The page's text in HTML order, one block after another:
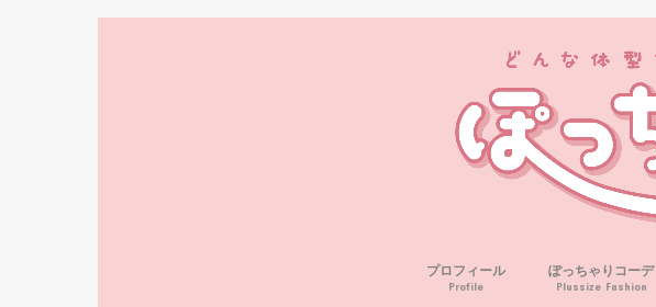
プロフィール
Profile
ぽっちゃりコーデ
Plussize Fashion